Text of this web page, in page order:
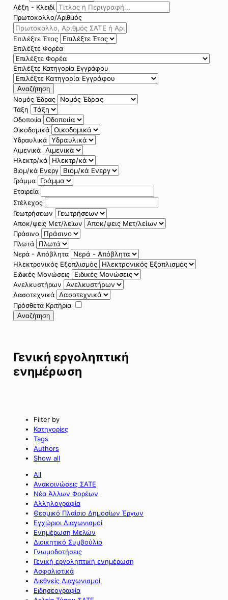
Λέξη - Κλειδί
Πρωτοκολλο/Αριθμός
Επιλέξτε Έτος
Επιλέξτε Φορέα
Επιλέξτε Κατηγορία Εγγράφου
Αναζήτηση
Νομός Έδρας
Τάξη
Οδοποιία
Οικοδομικά
Υδραυλικά
Λιμενικά
Ηλεκτρ/κά
Βιομ/κά Ενεργ
Γράμμα
Εταιρεία
Στέλεχος
Γεωτρήσεων
Αποκ/ψεις Μετ/λείων
Πράσινο
Πλωτά
Νερά - Απόβλητα
Ηλεκτρονικός Εξοπλισμός
Ειδικές Μονώσεις
Ανελκυστήρων
Δασοτεχνικά
Πρόσθετα Κριτήρια
Αναζήτηση
Γενική εργοληπτική
ενημέρωση
Filter by
Κατηγορίες
Tags
Authors
Show all
All
Ανακοινώσεις ΣΑΤΕ
Νέα Άλλων Φορέων
Αλληλογραφία
Θεσμικό Πλαίσιο Δημοσίων Έργων
Εγχώριοι Διαγωνισμοί
Ενημέρωση Μελών
Διοικητικό Συμβούλιο
Γνωμοδοτήσεις
Γενική εργοληπτική ενημέρωση
Ασφαλιστικά
Διεθνείς Διαγωνισμοί
Ειδησεογραφία